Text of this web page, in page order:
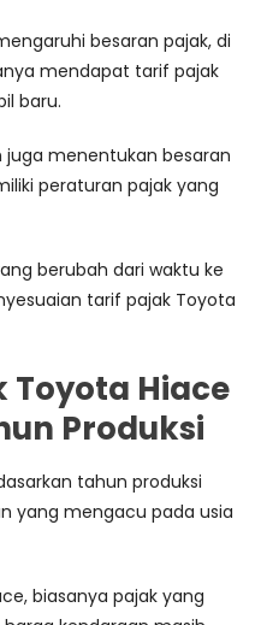
besaran pajak, di
mendapat tarif pajak
baru.
juga menentukan besaran
peraturan pajak yang
berubah dari waktu ke
tarif pajak Toyota
Toyota Hiace
Produksi
tahun produksi
yang mengacu pada usia
biasanya pajak yang